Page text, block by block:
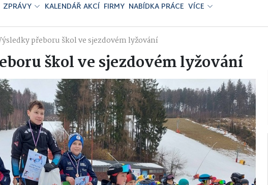
ZPRÁVY KALENDÁŘ AKCÍ FIRMY NABÍDKA PRÁCE VÍCE
přeboru škol ve sjezdovém lyžování
škol ve sjezdovém lyžování